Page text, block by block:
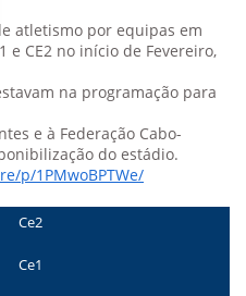
atletismo por equipas em
e CE2 no início de Fevereiro,
na programação para
e à Federação Cabo-
do estádio.
p/1PMwoBPTWe/
Ce2
Ce1